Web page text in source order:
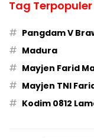
Tag Terpopuler
# Pangdam V
# Madura
# Mayjen Farid
# Mayjen TNI
# Kodim 0812